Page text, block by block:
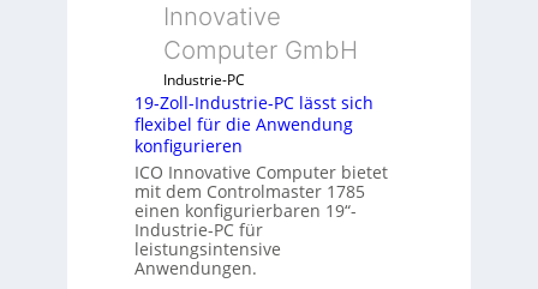
e
i
h
s
e
m
e
n
Innovative
Computer GmbH
Industrie-PC
19-Zoll-Industrie-PC lässt sich
flexibel für die Anwendung
konfigurieren
ICO Innovative Computer bietet
mit dem Controlmaster 1785
einen konfigurierbaren 19“-
Industrie-PC für
leistungsintensive
Anwendungen.